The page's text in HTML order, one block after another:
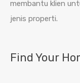
membantu klien
jenis properti.
Find Your